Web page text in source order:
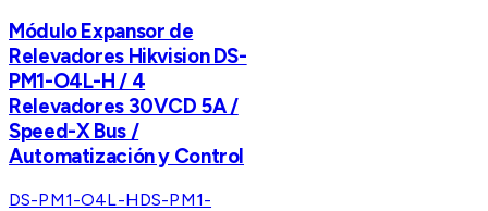
Módulo Expansor de
Relevadores Hikvision DS-
PM1-O4L-H / 4
Relevadores 30VCD 5A /
Speed-X Bus /
Automatización y Control
DS-PM1-O4L-HDS-PM1-